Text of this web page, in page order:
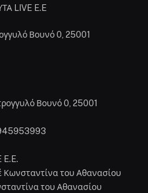
LIVE E.E
Βουνό 0, 25001
Βουνό 0, 25001
E.E.
Κωνσταντίνα του Αθανασίου
του Αθανασίου